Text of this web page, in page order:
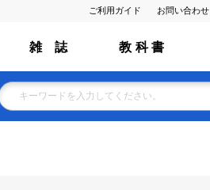
ご利用ガイド お問い合わせ
雑 誌 教 科 書